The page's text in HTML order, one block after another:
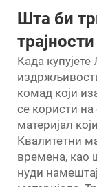
Шта би
Када
комад који
се користи
материјал
Квалитетни
времена, као
нуди